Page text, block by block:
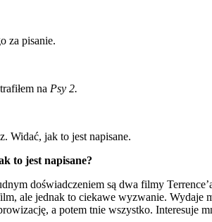
za pisanie.
na Psy 2.
Widać, jak to jest napisane.
to jest napisane?
doświadczeniem są dwa filmy
ale jednak to ciekawe wyzwanie. Wydaje
a potem tnie wszystko. Interesuje